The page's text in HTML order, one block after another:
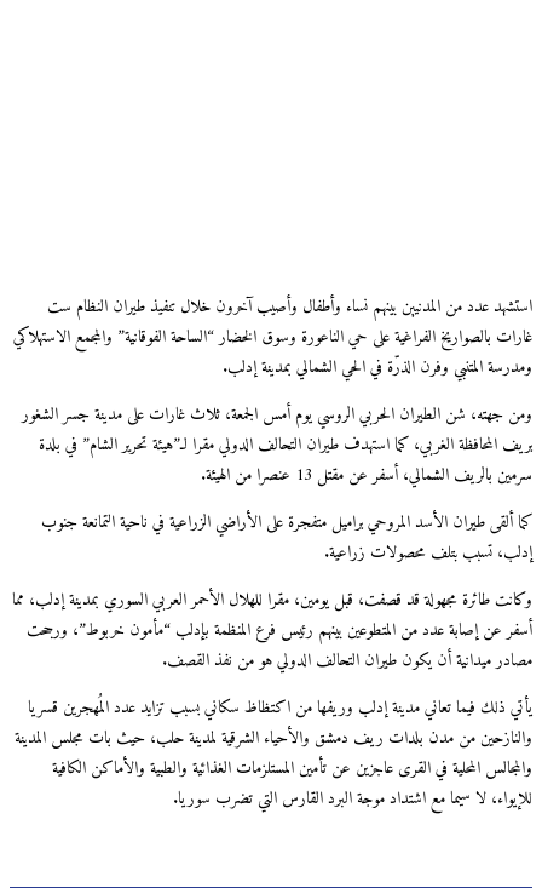
استشهد عدد من المدنيين بينهم نساء وأطفال وأصيب آخرون خلال تنفيذ طيران النظام ست
غارات بالصواريخ الفراغية على حي الناعورة وسوق الخضار “الساحة الفوقانية” والمجمع الاستهلاكي
ومدرسة المتنبي وفرن الذرّة في الحي الشمالي بمدينة إدلب.
ومن جهته، شن الطيران الحربي الروسي يوم أمس الجمعة، ثلاث غارات على مدينة جسر الشغور
بريف المحافظة الغربي، كما استهدف طيران التحالف الدولي مقرا لـ”هيئة تحرير الشام” في بلدة
سرمين بالريف الشمالي، أسفر عن مقتل 13 عنصرا من الهيئة.
كما ألقى طيران الأسد المروحي براميل متفجرة على الأراضي الزراعية في ناحية التمانعة جنوب
إدلب، تسبب بتلف محصولات زراعية.
وكانت طائرة مجهولة قد قصفت، قبل يومين، مقرا للهلال الأحمر العربي السوري بمدينة إدلب، مما
أسفر عن إصابة عدد من المتطوعين بينهم رئيس فرع المنظمة بإدلب “مأمون خربوط”، ورجحت
مصادر ميدانية أن يكون طيران التحالف الدولي هو من نفذ القصف.
يأتي ذلك فيما تعاني مدينة إدلب وريفها من اكتظاظ سكاني بسبب تزايد عدد المُهجرين قسريا
والنازحين من مدن بلدات ريف دمشق والأحياء الشرقية لمدينة حلب، حيث بات مجلس المدينة
والمجالس المحلية في القرى عاجزين عن تأمين المستلزمات الغذائية والطبية والأماكن الكافية
للإيواء، لا سيما مع اشتداد موجة البرد القارس التي تضرب سوريا.